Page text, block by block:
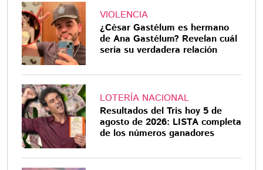
VIOLENCIA
¿César Gastélum es hermano
de Ana Gastélum? Revelan cuál
sería su verdadera relación
LOTERÍA NACIONAL
Resultados del Tris hoy 5 de
agosto de 2026: LISTA completa
de los números ganadores